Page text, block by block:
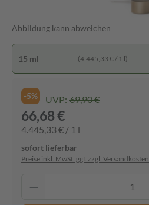
Abbildung kann abweichen
15 ml (4.445,33 € / 1 l)
-5% UVP: 69,90 €
66,68 €
4.445,33 € / 1 l
sofort lieferbar
Preise inkl. MwSt. ggf. zzgl. Versandkosten